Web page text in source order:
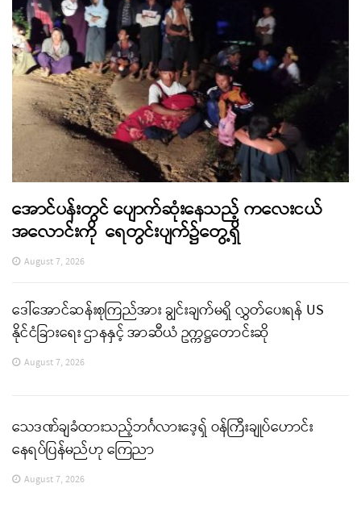
အောင်ပန်းတွင် ပျောက်ဆုံးနေသည့် ကလေးငယ်
အလောင်းကို ရေတွင်းပျက်၌တွေ့ရှိ
August 7, 2026
ဒေါ်အောင်ဆန်းစုကြည်အား ချွင်းချက်မရှိ လွှတ်ပေးရန် US
နိုင်ငံခြားရေး ဌာနနှင့် အာဆီယံ ဥက္ကဋ္ဌတောင်းဆို
August 7, 2026
သေဒဏ်ချခံထားသည့်ဘင်္ဂလားဒေ့ရှ် ဝန်ကြီးချုပ်ဟောင်း
နေရပ်ပြန်မည်ဟု ကြေညာ
August 7, 2026